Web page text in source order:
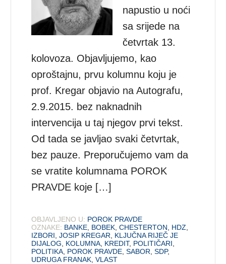
napustio u noći
sa srijede na
četvrtak 13.
kolovoza. Objavljujemo, kao
oproštajnu, prvu kolumnu koju je
prof. Kregar objavio na Autografu,
2.9.2015. bez naknadnih
intervencija u taj njegov prvi tekst.
Od tada se javljao svaki četvrtak,
bez pauze. Preporučujemo vam da
se vratite kolumnama POROK
PRAVDE koje […]
OBJAVLJENO U: POROK PRAVDE
OZNAKE: BANKE BOBEK ,CHESTERTON HDZ
IZBORI ,JOSIP KREGAR
KLJUČNA RIJEČ JE
DIJALOG
KOLUMNA KREDIT, POLITIČARI
POLITIKA POROK PRAVDE ,SABOR ,SDP,
UDRUGA FRANAK ,VLAST